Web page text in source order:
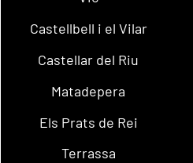
Castellbell i el Vilar
Castellar del Riu
Matadepera
Els Prats de Rei
Terrassa